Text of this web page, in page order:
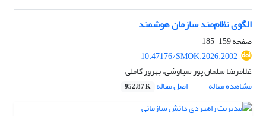
الگوی نظام‌مند سازمان هوشمند
صفحه159-185
10.47176/SMOK.2026.2002
غلامرضا سلمان پور سیاوشی، بهروز کاملی
مشاهده مقاله
اصل مقاله 952.87 K